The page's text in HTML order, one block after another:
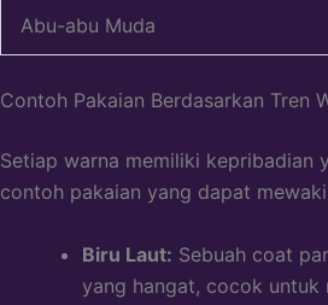
Abu-abu Muda
Contoh Pakaian Berdasarkan Tren
Setiap warna memiliki kepribadian
contoh pakaian yang dapat
Biru Laut: Sebuah coat
yang hangat, cocok untuk